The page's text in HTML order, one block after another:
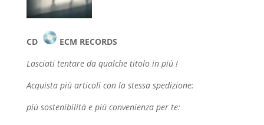
CD
ECM RECORDS
Lasciati tentare da qualche titolo in più !
Acquista più articoli con la stessa spedizione:
più sostenibilità e più convenienza per te: